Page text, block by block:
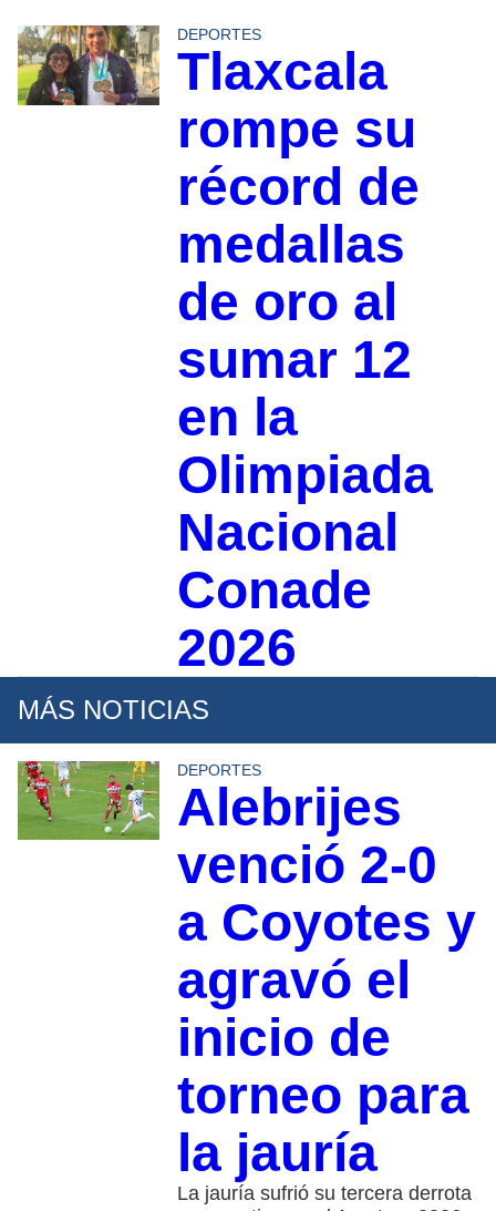
DEPORTES
Tlaxcala
rompe su
récord de
medallas
de oro al
sumar 12
en la
Olimpiada
Nacional
Conade
2026
MÁS NOTICIAS
DEPORTES
Alebrijes
venció 2-0
a Coyotes y
agravó el
inicio de
torneo para
la jauría
La jauría sufrió su tercera derrota